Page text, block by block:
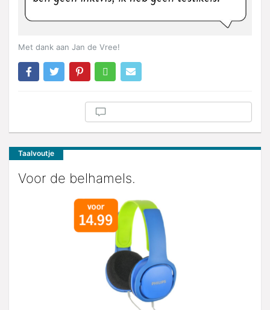
Met dank aan Jan de Vree!
Taalvoutje
Voor de belhamels.